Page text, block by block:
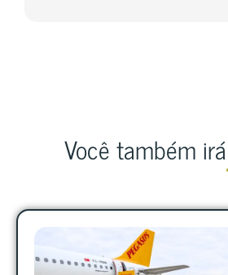
Você também irá